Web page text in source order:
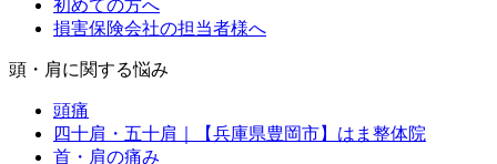
初めての方へ
損害保険会社の担当者様へ
頭・肩に関する悩み
頭痛
四十肩・五十肩｜【兵庫県豊岡市】はま整体院
首・肩の痛み